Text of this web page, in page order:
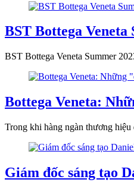
BST Bottega
BST Bottega Veneta Summer
Bottega Veneta:
Trong khi hàng ngàn thương hiệu
Giám đốc sáng tạo